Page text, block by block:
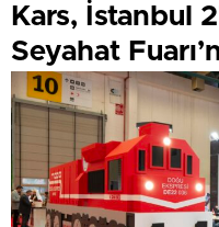
Kars, İstanbul
Seyahat